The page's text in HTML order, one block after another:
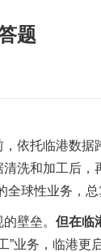
题
依托临港数据
洗和加工后，
全球性业务，总
壁垒。 但在临
”业务，临港更